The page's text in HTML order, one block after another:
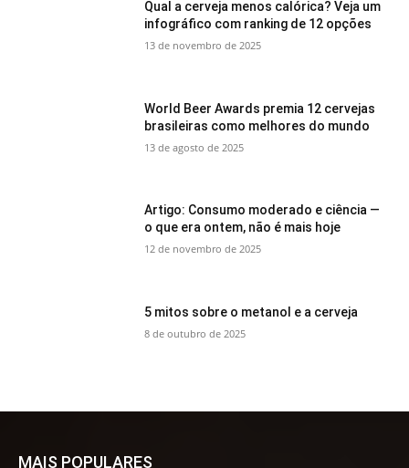
Qual a cerveja menos calórica? Veja um
infográfico com ranking de 12 opções
13 de novembro de 2025
World Beer Awards premia 12 cervejas
brasileiras como melhores do mundo
13 de agosto de 2025
Artigo: Consumo moderado e ciência —
o que era ontem, não é mais hoje
12 de novembro de 2025
5 mitos sobre o metanol e a cerveja
8 de outubro de 2025
MAIS POPULARES